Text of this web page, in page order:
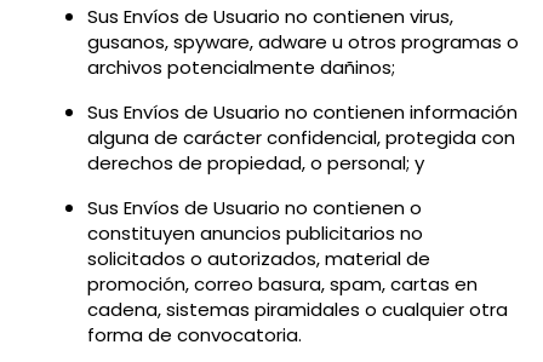
Sus Envíos de Usuario no contienen virus,
gusanos, spyware, adware u otros programas o
archivos potencialmente dañinos;
Sus Envíos de Usuario no contienen información
alguna de carácter confidencial, protegida con
derechos de propiedad, o personal; y
Sus Envíos de Usuario no contienen o
constituyen anuncios publicitarios no
solicitados o autorizados, material de
promoción, correo basura, spam, cartas en
cadena, sistemas piramidales o cualquier otra
forma de convocatoria.